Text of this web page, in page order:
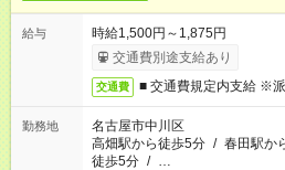
給与
時給1,500円～1,875円
交通費別途支給あり
交通費 ■ 交通費規定内支給 ※
勤務地
名古屋市中川区
高畑駅から徒歩5分 / 春田駅か
徒歩5分 / …